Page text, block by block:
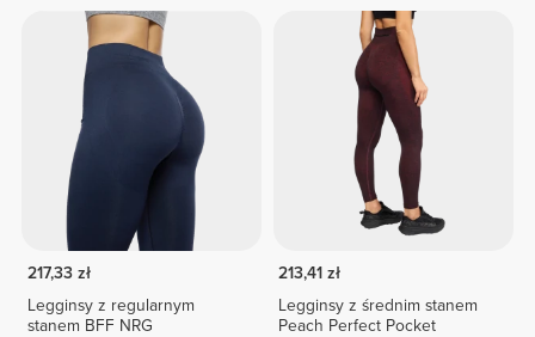
217,33 zł
Legginsy z regularnym
stanem BFF NRG
213,41 zł
Legginsy z średnim stanem
Peach Perfect Pocket